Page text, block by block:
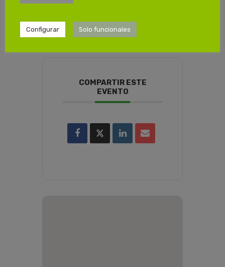
COMPARTIR ESTE
EVENTO
Configurar Solo funcionales